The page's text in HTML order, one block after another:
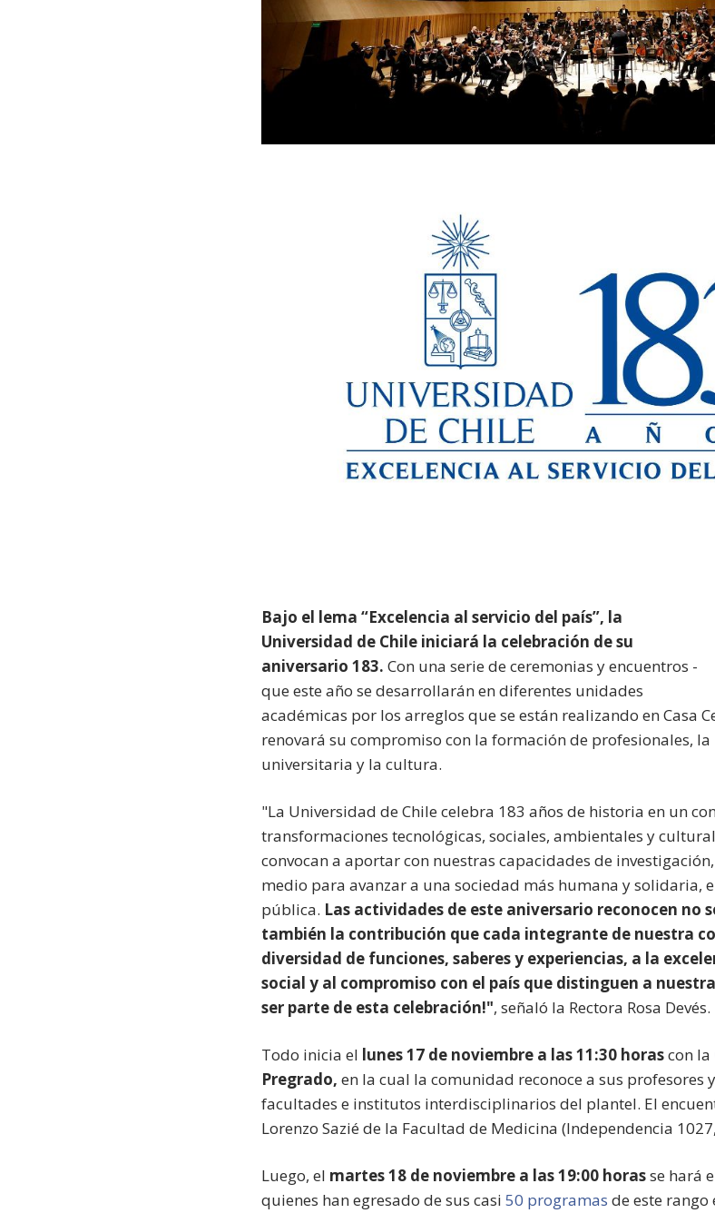
La Gran Sala Sinfónica será por primera vez el escenario del Concierto Aniversario
Bajo el lema “Excelencia al servicio del país”, la
Universidad de Chile iniciará la celebración de su
aniversario 183. Con una serie de ceremonias y encuentros -
que este año se desarrollarán en diferentes unidades
académicas por los arreglos que se están realizando en Casa
renovará su compromiso con la formación de profesionales,
universitaria y la cultura.
"La Universidad de Chile celebra 183 años de historia en un
transformaciones tecnológicas, sociales, ambientales y
convocan a aportar con nuestras capacidades de
medio para avanzar a una sociedad más humana y solidaria,
pública. Las actividades de este aniversario reconocen no
también la contribución que cada integrante de nuestra
diversidad de funciones, saberes y experiencias, a la
social y al compromiso con el país que distinguen a
ser parte de esta celebración!", señaló la Rectora Rosa Devés.
Todo inicia el lunes 17 de noviembre a las 11:30 horascon la
Pregrado, en la cual la comunidad reconoce a sus profesores
facultades e institutos interdisciplinarios del plantel. El
Lorenzo Sazié de la Facultad de Medicina (Independencia
Luego, el martes 18 de noviembre a las 19:00 horasse hará
quienes han egresado de sus casi 50 programas de este